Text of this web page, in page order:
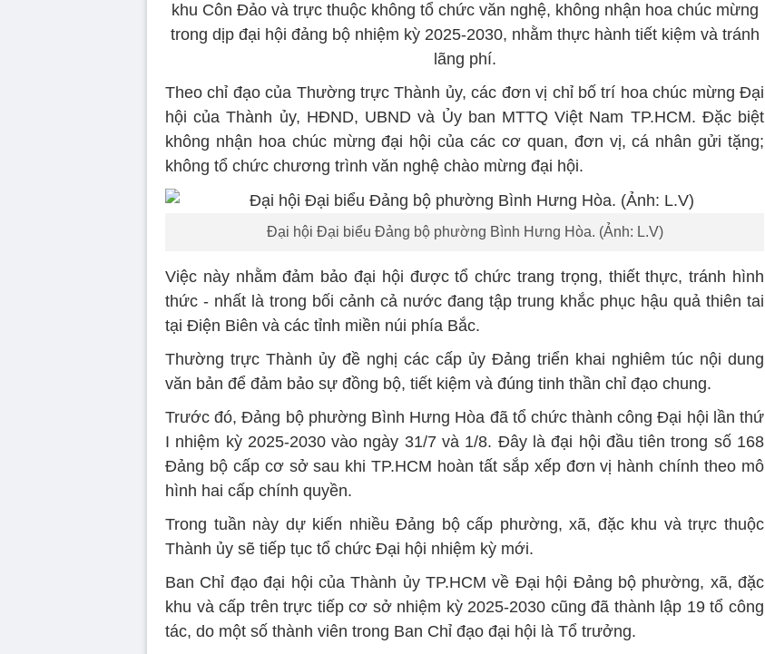
khu Côn Đảo và trực thuộc không tổ chức văn nghệ, không nhận hoa chúc mừng
trong dịp đại hội đảng bộ nhiệm kỳ 2025-2030, nhằm thực hành tiết kiệm và tránh
lãng phí.
Theo chỉ đạo của Thường trực Thành ủy, các đơn vị chỉ bố trí hoa chúc mừng Đại
hội của Thành ủy, HĐND, UBND và Ủy ban MTTQ Việt Nam TP.HCM. Đặc biệt
không nhận hoa chúc mừng đại hội của các cơ quan, đơn vị, cá nhân gửi tặng;
không tổ chức chương trình văn nghệ chào mừng đại hội.
Đại hội Đại biểu Đảng bộ phường Bình Hưng Hòa. (Ảnh: L.V)
Việc này nhằm đảm bảo đại hội được tổ chức trang trọng, thiết thực, tránh hình
thức - nhất là trong bối cảnh cả nước đang tập trung khắc phục hậu quả thiên tai
tại Điện Biên và các tỉnh miền núi phía Bắc.
Thường trực Thành ủy đề nghị các cấp ủy Đảng triển khai nghiêm túc nội dung
văn bản để đảm bảo sự đồng bộ, tiết kiệm và đúng tinh thần chỉ đạo chung.
Trước đó, Đảng bộ phường Bình Hưng Hòa đã tổ chức thành công Đại hội lần thứ
I nhiệm kỳ 2025-2030 vào ngày 31/7 và 1/8. Đây là đại hội đầu tiên trong số 168
Đảng bộ cấp cơ sở sau khi TP.HCM hoàn tất sắp xếp đơn vị hành chính theo mô
hình hai cấp chính quyền.
Trong tuần này dự kiến nhiều Đảng bộ cấp phường, xã, đặc khu và trực thuộc
Thành ủy sẽ tiếp tục tổ chức Đại hội nhiệm kỳ mới.
Ban Chỉ đạo đại hội của Thành ủy TP.HCM về Đại hội Đảng bộ phường, xã, đặc
khu và cấp trên trực tiếp cơ sở nhiệm kỳ 2025-2030 cũng đã thành lập 19 tổ công
tác, do một số thành viên trong Ban Chỉ đạo đại hội là Tổ trưởng.